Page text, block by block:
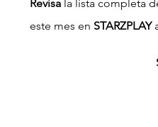
Revisa la lista completa
este mes en STARZPLAY